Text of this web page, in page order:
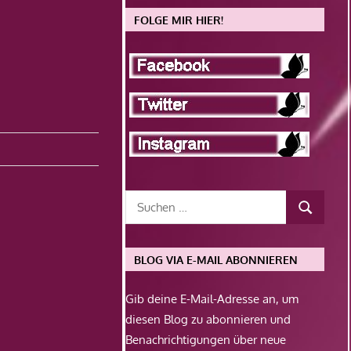
FOLGE MIR HIER!
BLOG VIA E-MAIL ABONNIEREN
Gib deine E-Mail-Adresse an, um
diesen Blog zu abonnieren und
Benachrichtigungen über neue